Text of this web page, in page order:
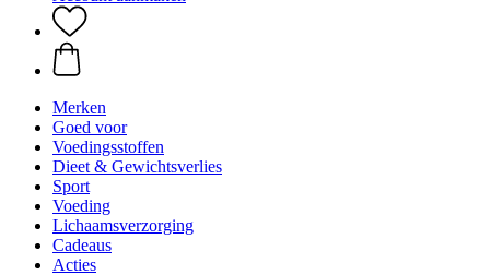
Merken
Goed voor
Voedingsstoffen
Dieet & Gewichtsverlies
Sport
Voeding
Lichaamsverzorging
Cadeaus
Acties